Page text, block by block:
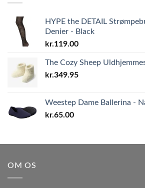
HYPE the DETAIL
Denier - Black
kr.119.00
The Cozy Sheep
kr.349.95
Weestep Dame Ballerina -
kr.65.00
OM OS